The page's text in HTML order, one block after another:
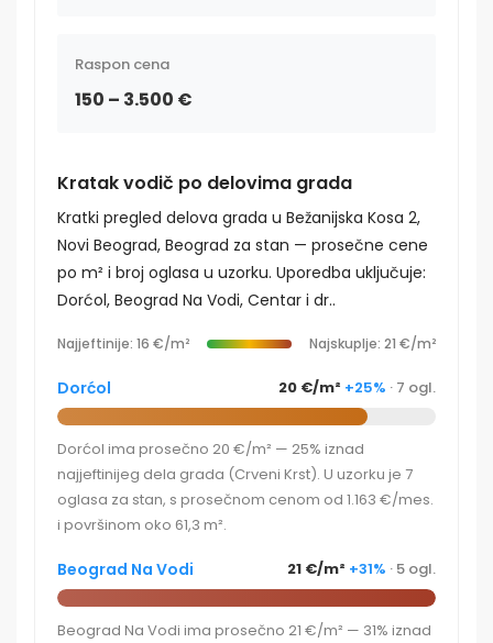
Raspon cena
150 – 3.500 €
Kratak vodič po delovima grada
Kratki pregled delova grada u Bežanijska Kosa 2,
Novi Beograd, Beograd za stan — prosečne cene
po m² i broj oglasa u uzorku. Uporedba uključuje:
Dorćol, Beograd Na Vodi, Centar i dr..
Najjeftinije: 16 €/m² Najskuplje: 21 €/m²
Dorćol 20 €/m² +25% · 7 ogl.
Dorćol ima prosečno 20 €/m² — 25% iznad
najjeftinijeg dela grada (Crveni Krst). U uzorku je 7
oglasa za stan, s prosečnom cenom od 1.163 €/mes.
i površinom oko 61,3 m².
Beograd Na Vodi 21 €/m² +31% · 5 ogl.
Beograd Na Vodi ima prosečno 21 €/m² — 31% iznad